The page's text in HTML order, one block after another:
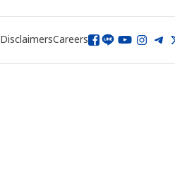
DisclaimersCareers